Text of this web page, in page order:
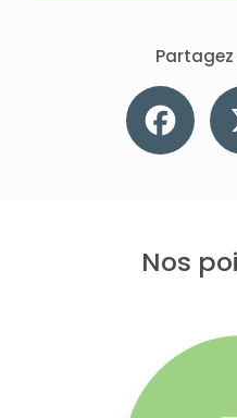
Nos